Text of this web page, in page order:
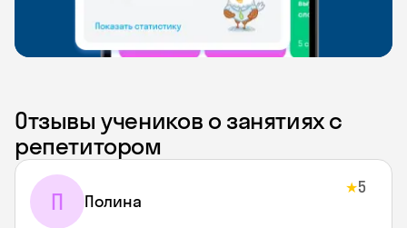
Отзывы учеников о занятиях с
репетитором
П Полина
★5